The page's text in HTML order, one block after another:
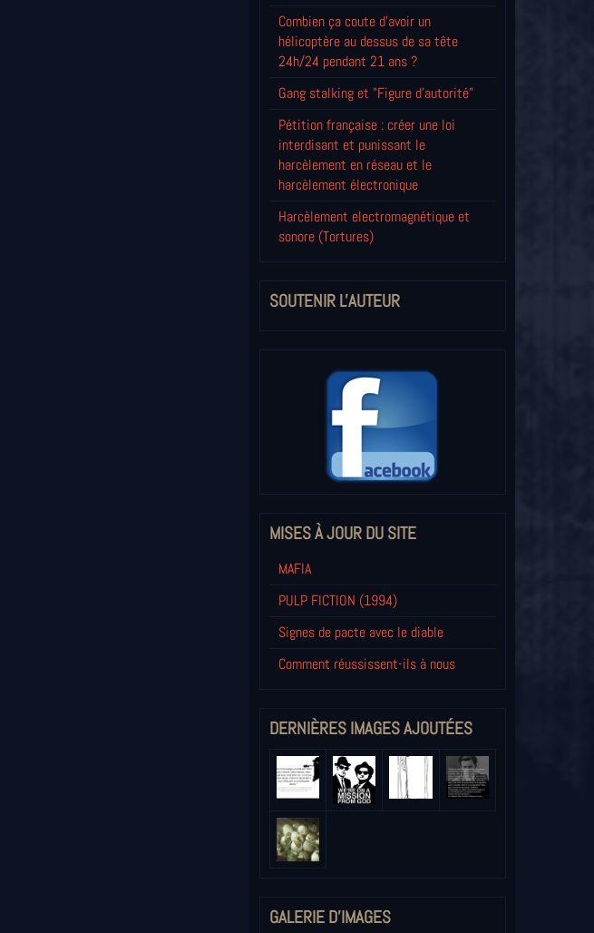
Combien ça coute d'avoir un
hélicoptère au dessus de sa tête
24h/24 pendant 21 ans ?
Gang stalking et "Figure d'autorité"
Pétition française : créer une loi
interdisant et punissant le
harcèlement en réseau et le
harcèlement électronique
Harcèlement electromagnétique et
sonore (Tortures)
SOUTENIR L'AUTEUR
MISES À JOUR DU SITE
MAFIA
PULP FICTION (1994)
Signes de pacte avec le diable
Comment réussissent-ils à nous
DERNIÈRES IMAGES AJOUTÉES
GALERIE D'IMAGES